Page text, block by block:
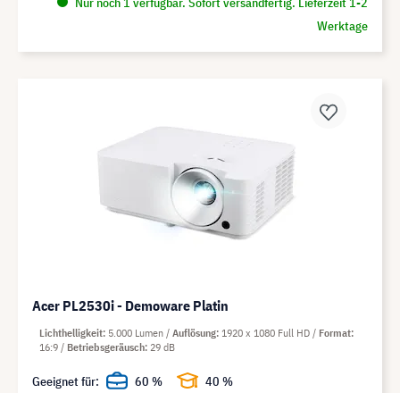
Werktage
Acer PL2530i - Demoware Platin
Lichthelligkeit 5.000 Lumen Auflösung 1920 x 1080 Full HD
Format
16:9
Betriebsgeräusch 29 dB
Geeignet für: 60 % 40 %